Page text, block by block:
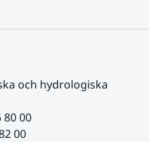
och hydrologiska
80 00
00